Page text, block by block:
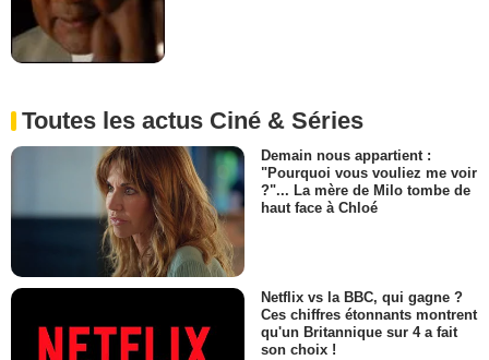
Toutes les actus Ciné & Séries
Demain nous appartient :
"Pourquoi vous vouliez me voir
?"... La mère de Milo tombe de
haut face à Chloé
Netflix vs la BBC, qui gagne ?
Ces chiffres étonnants montrent
qu'un Britannique sur 4 a fait
son choix !